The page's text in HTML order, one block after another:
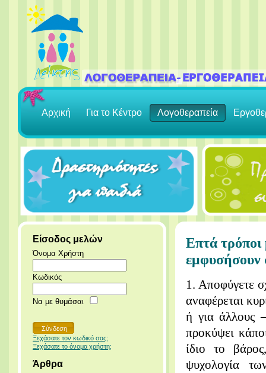
Αρχική Για το Κέντρο Λογοθεραπεία
Είσοδος μελών
Όνομα Χρήστη
Κωδικός
Να με θυμάσαι
Ξεχάσατε τον κωδικό σας;
Ξεχάσατε το όνομα χρήστη;
Άρθρα
Επτά τρόποι
εμφυσήσουν
1. Αποφύγετε
αναφέρεται
ή για άλλους
προκύψει
ίδιο το
ψυχολογία